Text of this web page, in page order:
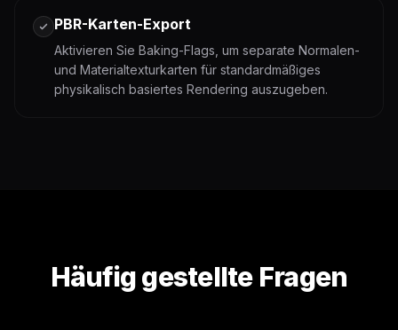
PBR-Karten-Export
Aktivieren Sie Baking-Flags, um separate Normalen-
und Materialtexturkarten für standardmäßiges
physikalisch basiertes Rendering auszugeben.
Häufig gestellte Fragen